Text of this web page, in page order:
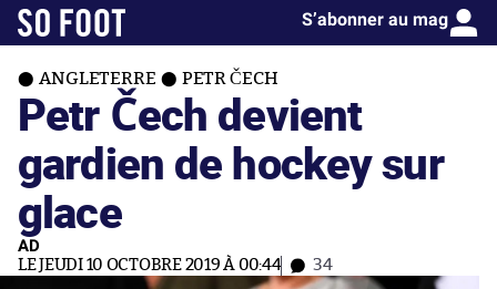
S’abonner au mag
ANGLETERRE PETR ČECH
Petr Čech devient
gardien de hockey sur
glace
AD
LE JEUDI 10 OCTOBRE 2019 À 00:44 34